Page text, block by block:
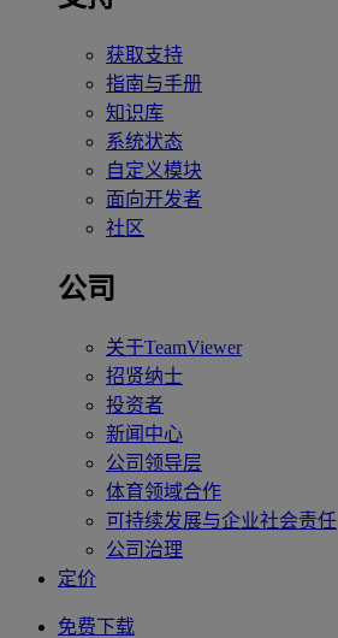
获取支持
指南与手册
知识库
系统状态
自定义模块
面向开发者
社区
公司
关于TeamViewer
招贤纳士
投资者
新闻中心
公司领导层
体育领域合作
可持续发展与企业社会责任
公司治理
定价
免费下载